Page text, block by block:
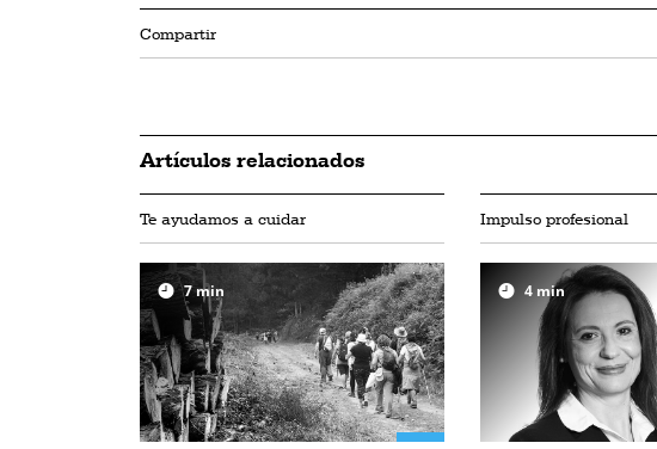
Compartir
Artículos relacionados
Te ayudamos a cuidar
7min
Impulso profesional
4 min